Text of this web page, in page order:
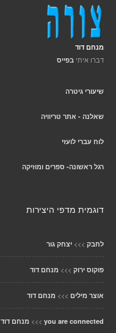
מנחם דוד
דברו איתי בפייס
שיעורי גיטרה
שאלנה - אתר טריוויה
לוח עברי לועזי
רגל ראשונה- ספרים ומוזיקה
דוגמית מדפי היצירות
לחבק >>> יצחק גור
פוקוס ירוק >>> מנחם דוד
אוצר מילים >>> מנחם דוד
you are connected
>>> מנחם דוד